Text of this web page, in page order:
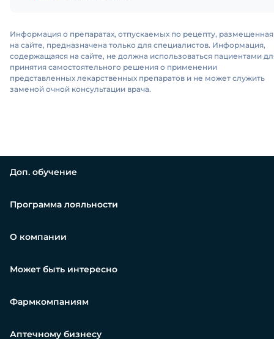
Информация о препаратах, отпускаемых по рецепту, размещенная
на сайте, предназначена только для специалистов. Информация,
содержащаяся на сайте, не должна использоваться пациентами
принятия самостоятельного решения о применении
представленных лекарственных препаратов и не может служить
заменой очной консультации врача.
Доп. обучение
Программа лояльности
О компании
Может быть интересно
Фармкомпаниям
Аптечному бизнесу